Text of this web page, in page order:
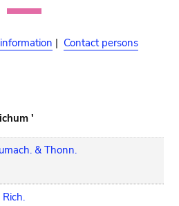
| Contact persons
'
& Thonn.
Rich.